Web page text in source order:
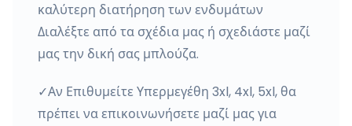
καλύτερη διατήρηση των ενδυμάτων
Διαλέξτε από τα σχέδια μας ή σχεδιάστε μαζί
μας την δική σας μπλούζα.
✓Αν Επιθυμείτε Υπερμεγέθη 3xl, 4xl, 5xl, θα
πρέπει να επικοινωνήσετε μαζί μας για